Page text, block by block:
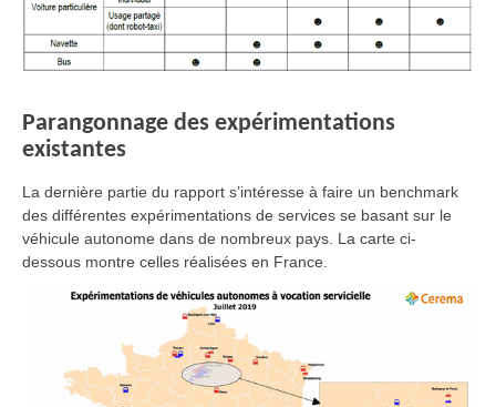
Parangonnage des expérimentations
existantes
La dernière partie du rapport s’intéresse à faire un benchmark
des différentes expérimentations de services se basant sur le
véhicule autonome dans de nombreux pays. La carte ci-
dessous montre celles réalisées en France.